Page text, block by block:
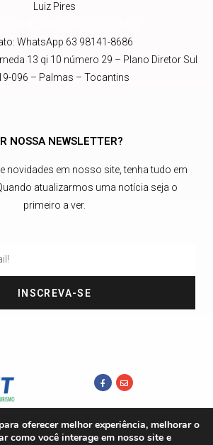
Luiz Pires
WhatsApp 63 98141-8686
13 qi 10 número 29 – Plano Diretor Sul
096 – Palmas – Tocantins
NOSSA NEWSLETTER?
novidades em nosso site, tenha tudo em
atualizarmos uma notícia seja o
primeiro a ver.
INSCREVA-SE
oferecer melhor experiência, melhorar o
como você interage em nosso site e